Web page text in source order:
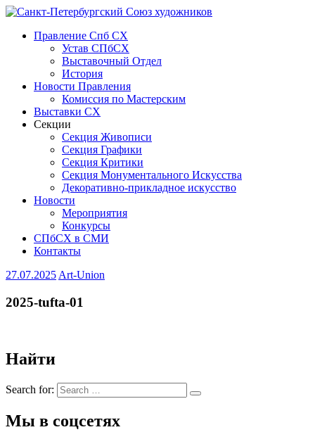
Правление Спб СХ
Устав СПбСХ
Выставочный Отдел
История
Новости Правления
Комиссия по Мастерским
Выставки СХ
Секции
Секция Живописи
Секция Графики
Секция Критики
Секция Монументального Искусства
Декоративно-прикладное искусство
Новости
Мероприятия
Конкурсы
СПбСХ в СМИ
Контакты
27.07.2025 Art-Union
2025-tufta-01
Найти
Search for:
Мы в соцсетях